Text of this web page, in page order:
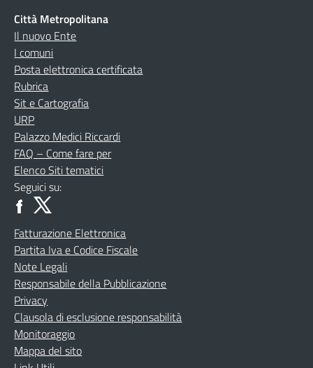
Città Metropolitana
Il nuovo Ente
I comuni
Posta elettronica certificata
Rubrica
Sit e Cartografia
URP
Palazzo Medici Riccardi
FAQ – Come fare per
Elenco Siti tematici
Seguici su:
Fatturazione Elettronica
Partita Iva e Codice Fiscale
Note Legali
Responsabile della Pubblicazione
Privacy
Clausola di esclusione responsabilità
Monitoraggio
Mappa del sito